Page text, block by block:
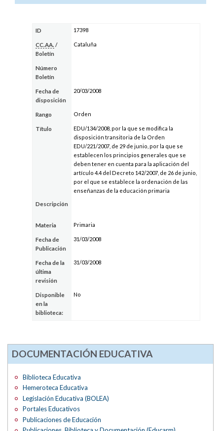
ID 17398
CC.AA. /
Boletín
Cataluña
Número
Boletín
Fecha de
disposición
20/03/2008
Rango Orden
Título
EDU/134/2008, por la que se modifica la
disposición transitoria de la Orden
EDU/221/2007, de 29 de junio, por la que se
establecen los principios generales que se
deben tener en cuenta para la aplicación del
artículo 4.4 del Decreto 142/2007, de 26 de junio,
por el que se establece la ordenación de las
enseñanzas de la educación primaria
Descripción
Materia Primaria
Fecha de
Publicación
31/03/2008
Fecha de la
última
revisión
31/03/2008
Disponible
en la
biblioteca:
No
DOCUMENTACIÓN EDUCATIVA
Biblioteca Educativa
Hemeroteca Educativa
Legislación Educativa (BOLEA)
Portales Educativos
Publicaciones de Educación